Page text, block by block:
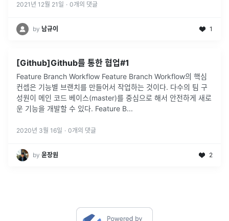
2021년 12월 21일 · 0개의 댓글
by 남규이 1
[Github]Github를 통한 협업#1
Feature Branch Workflow Feature Branch Workflow의 핵심
컨셉은 기능별 브랜치를 만들어서 작업하는 것이다. 다수의 팀 구
성원이 메인 코드 베이스(master)를 중심으로 해서 안전하게 새로
운 기능을 개발할 수 있다. Feature B...
2020년 3월 16일 · 0개의 댓글
by 윤장원 2